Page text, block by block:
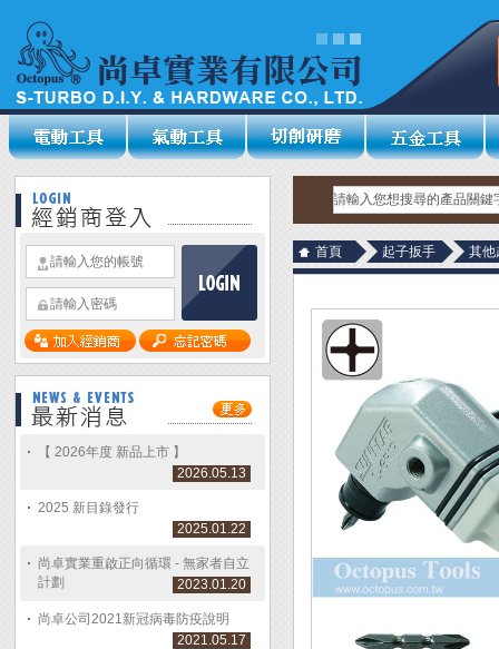
【 2026年度 新品上市 】
2026.05.13
2025 新目錄發行
2025.01.22
尚卓實業重啟正向循環 - 無家者自立
計劃
2023.01.20
尚卓公司2021新冠病毒防疫說明
2021.05.17
首頁 起子扳手 其他